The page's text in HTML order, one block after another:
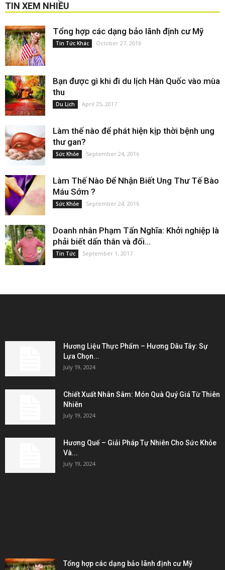
TIN XEM NHIỀU
Tổng hợp các dạng bảo lãnh định cư Mỹ
Tin Tức Khác October 27, 2016
Bạn được gì khi đi du lịch Hàn Quốc vào mùa
thu
Du Lịch April 25, 2017
Làm thế nào để phát hiện kịp thời bệnh ung
thư gan?
Sức Khỏe September 24, 2016
Làm Thế Nào Để Nhận Biết Ung Thư Tế Bào
Máu Sớm ?
Sức Khỏe September 24, 2016
Doanh nhân Phạm Tấn Nghĩa: Khởi nghiệp là
phải biết dấn thân và đối...
Tin Tức September 1, 2017
Hương Liệu Thực Phẩm – Hương Dâu Tây: Sự
Lựa Chọn...
July 19, 2024
Chiết Xuất Nhân Sâm: Món Quà Quý Giá Từ Thiên
Nhiên
July 19, 2024
Hương Quế – Giải Pháp Tự Nhiên Cho Sức Khỏe
Và...
July 19, 2024
Tổng hợp các dạng bảo lãnh định cư Mỹ